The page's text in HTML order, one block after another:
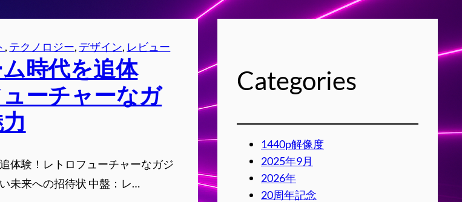
, テクノロジー, デザイン, レビュー
時代を追体
ーチャーなガ
体験！レトロフューチャーなガジ
未来への招待状 中盤：レ…
Categories
1440p解像度
2025年9月
2026年
20周年記念